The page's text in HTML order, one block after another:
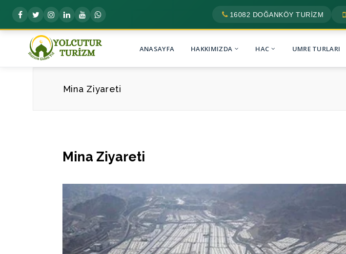
16082 DOĞANKÖY TURİZM
ANASAYFA HAKKIMIZDA HAC UMRE TURLARI
Mina Ziyareti
Mina Ziyareti